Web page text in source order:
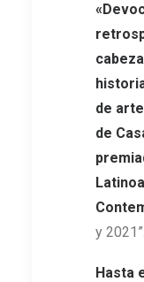
de
de
y 2021”.
Hasta